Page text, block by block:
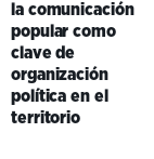
la comunicación
popular como
clave de
organización
política en el
territorio